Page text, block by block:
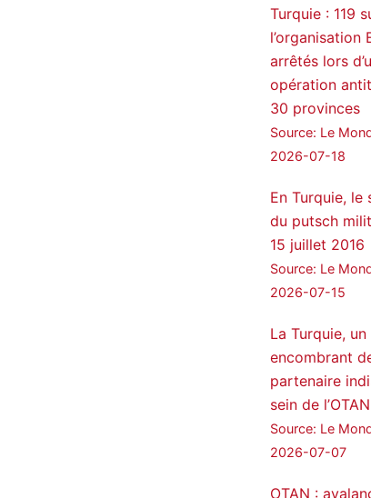
a
24 Jan 2025
🔴DEM
on
🔗
Twitter
Voir
Turquie : 119
l’organisation
arrêtés lors
opération
30 provinces
Source: Le
2026-07-18
En Turquie, le
du putsch
15 juillet 2016
Source: Le
2026-07-15
La Turquie, un
encombrant
partenaire
sein de l’OTAN
Source: Le
2026-07-07
OTAN :